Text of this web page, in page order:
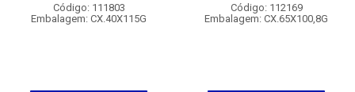
Código: 111803
Embalagem: CX.40X115G
Código: 112169
Embalagem: CX.65X100,8G